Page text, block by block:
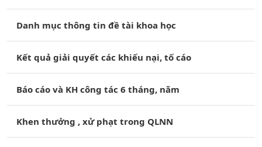
Danh mục thông tin đề tài khoa học
Kết quả giải quyết các khiếu nại, tố cáo
Báo cáo và KH công tác 6 tháng, năm
Khen thưởng , xử phạt trong QLNN